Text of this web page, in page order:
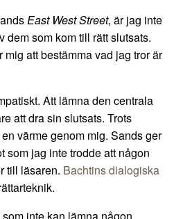
East West Street, är jag inte
dem som kom till rätt slutsats.
att bestämma vad jag tror är
Att lämna den centrala
att dra sin slutsats. Trots
värme genom mig. Sands ger
som jag inte trodde att någon
till läsaren. Bachtins dialogiska
inte kan lämna någon